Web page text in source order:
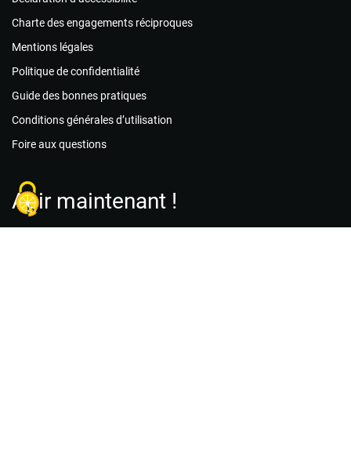
Charte des engagements réciproques
Mentions légales
Politique de confidentialité
Guide des bonnes pratiques
Conditions générales d’utilisation
Foire aux questions
Agir maintenant !